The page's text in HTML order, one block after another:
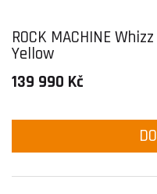
ROCK MACHINE
Yellow
139 990 Kč